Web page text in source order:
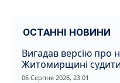
ОСТАННІ НОВИНИ
Вигадав версію про
Житомирщині
вбивство
06 Серпня 2026, 23:01